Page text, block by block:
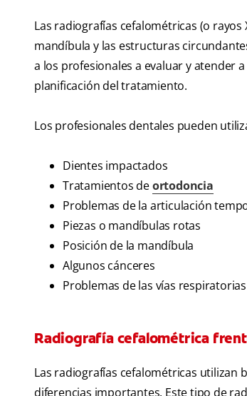
Las radiografías cefalométricas (o
mandíbula y las estructuras
a los profesionales a evaluar y atender
planificación del tratamiento.
Los profesionales dentales pueden
Dientes impactados
Tratamientos deortodoncia
Problemas de la articulación
Piezas o mandíbulas rotas
Posición de la mandíbula
Algunos cánceres
Problemas de las vías respiratorias
Radiografía cefalométrica
Las radiografías cefalométricas utilizan
diferencias importantes. Este tipo de